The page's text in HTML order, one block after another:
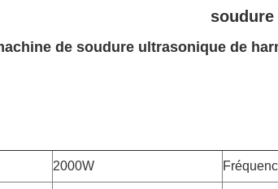
soudure
de soudure ultrasonique de
2000W